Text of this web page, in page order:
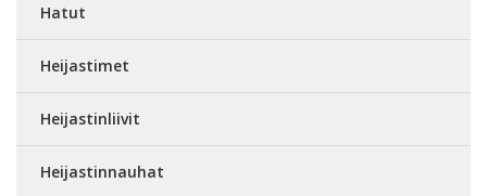
Hatut
Heijastimet
Heijastinliivit
Heijastinnauhat